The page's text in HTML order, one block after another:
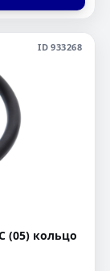
ID 933268
(05) кольцо